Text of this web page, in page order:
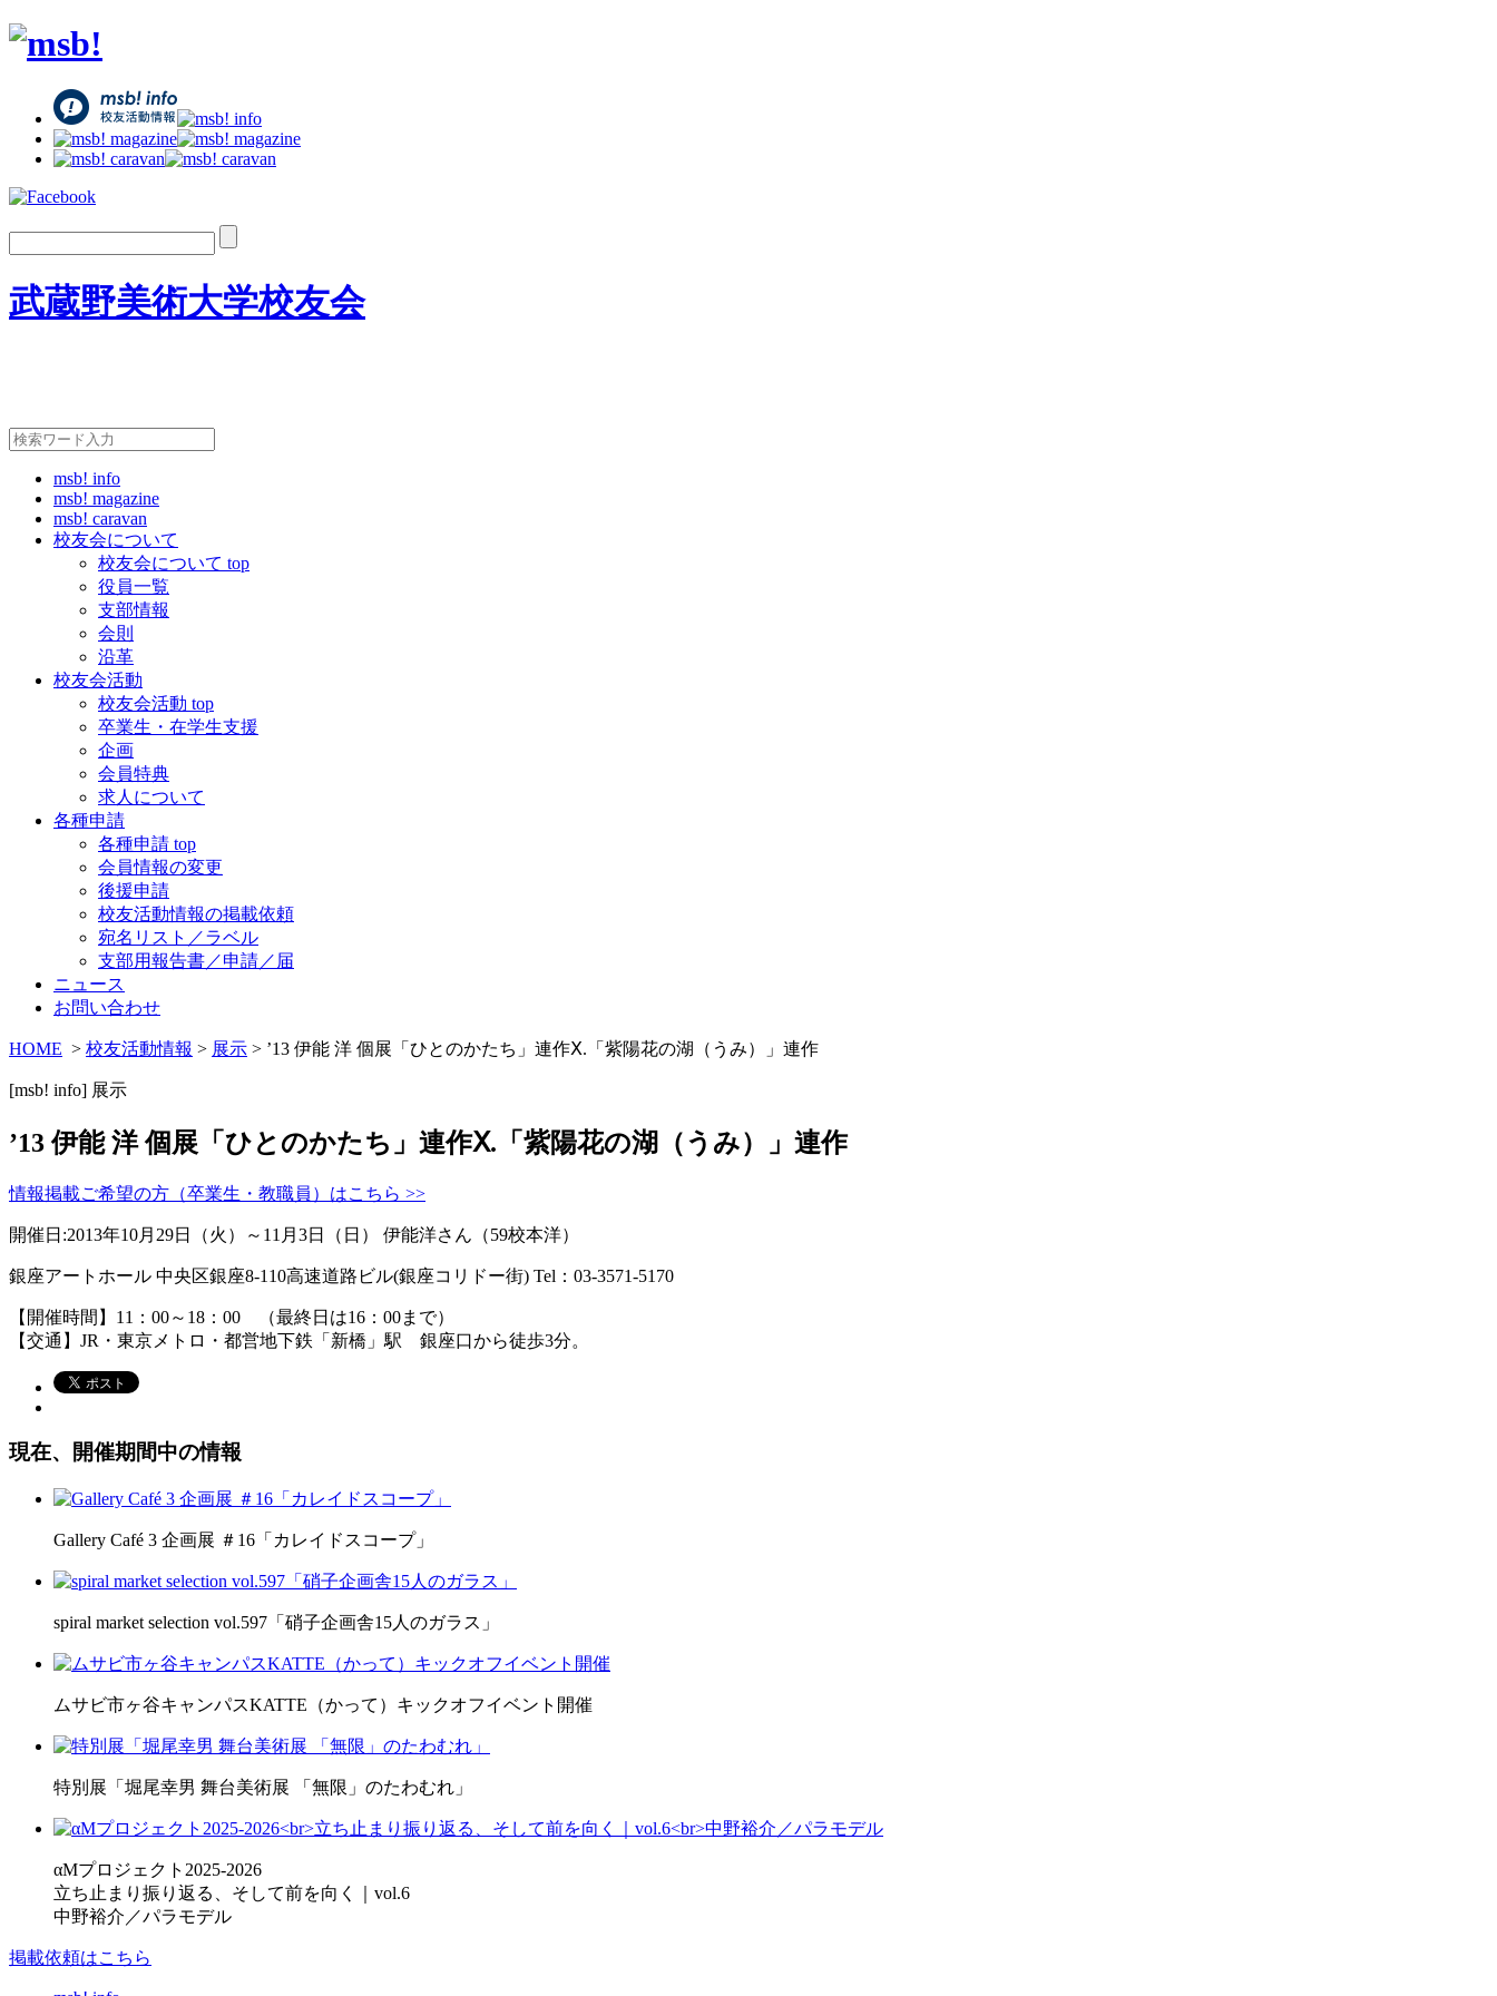
武蔵野美術大学校友会
msb! info
msb! magazine
msb! caravan
校友会について
校友会について top
役員一覧
支部情報
会則
沿革
校友会活動
校友会活動 top
卒業生・在学生支援
企画
会員特典
求人について
各種申請
各種申請 top
会員情報の変更
後援申請
校友活動情報の掲載依頼
宛名リスト／ラベル
支部用報告書／申請／届
ニュース
お問い合わせ
HOME > 校友活動情報 > 展示 > ’13 伊能 洋 個展「ひとのかたち」連作Ⅹ.「紫陽花の湖（うみ）」連作
[msb! info] 展示
’13 伊能 洋 個展「ひとのかたち」連作Ⅹ.「紫陽花の湖（うみ）」連作
情報掲載ご希望の方（卒業生・教職員）はこちら >>
開催日:2013年10月29日（火）～11月3日（日） 伊能洋さん（59校本洋）
銀座アートホール 中央区銀座8-110高速道路ビル(銀座コリドー街) Tel：03-3571-5170
【開催時間】11：00～18：00 （最終日は16：00まで）
【交通】JR・東京メトロ・都営地下鉄「新橋」駅 銀座口から徒歩3分。
現在、開催期間中の情報
Gallery Café 3 企画展 ＃16「カレイドスコープ」
spiral market selection vol.597「硝子企画舎15人のガラス」
ムサビ市ヶ谷キャンパスKATTE（かって）キックオフイベント開催
特別展「堀尾幸男 舞台美術展 「無限」のたわむれ」
αMプロジェクト2025-2026
立ち止まり振り返る、そして前を向く｜vol.6
中野裕介／パラモデル
掲載依頼はこちら